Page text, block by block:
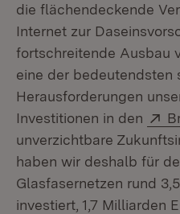
die flächendeckende
Internet zur
fortschreitende Ausbau
eine der bedeutendsten
Herausforderungen
Investitionen in den
unverzichtbare
haben wir deshalb für
Glasfasernetzen rund
investiert, 1,7 Milliarden